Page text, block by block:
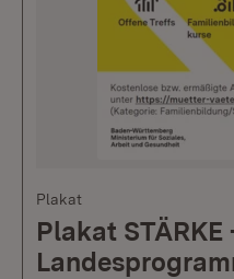
Plakat
Plakat STÄRKE